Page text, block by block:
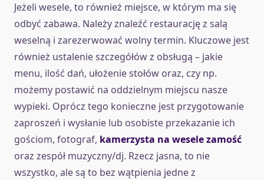
Jeżeli wesele, to również miejsce, w którym ma się
odbyć zabawa. Należy znaleźć restaurację z salą
weselną i zarezerwować wolny termin. Kluczowe jest
również ustalenie szczegółów z obsługą – jakie
menu, ilość dań, ułożenie stołów oraz, czy np.
możemy postawić na oddzielnym miejscu nasze
wypieki. Oprócz tego konieczne jest przygotowanie
zaproszeń i wysłanie lub osobiste przekazanie ich
gościom, fotograf, kamerzysta na wesele zamość
oraz zespół muzyczny/dj. Rzecz jasna, to nie
wszystko, ale są to bez wątpienia jedne z